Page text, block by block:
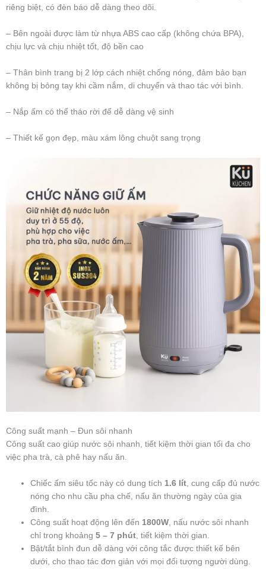
riêng biệt, có đèn báo dễ dàng theo dõi.
– Bên ngoài được làm từ nhựa ABS cao cấp (không chứa BPA),
chịu lực và chịu nhiệt tốt, độ bền cao
– Thân bình trang bị 2 lớp cách nhiệt chống nóng, đảm bảo bạn
không bị bỏng tay khi cầm nắm, di chuyển và thao tác với bình.
– Nắp ấm có thể tháo rời để dễ dàng vệ sinh
– Thiết kế gọn đẹp, màu xám lông chuột sang trọng
Công suất mạnh – Đun sôi nhanh
Công suất cao giúp nước sôi nhanh, tiết kiệm thời gian tối đa cho
việc pha trà, cà phê hay nấu ăn.
Chiếc ấm siêu tốc này có dung tích 1.6 lít , cung cấp đủ nước
nóng cho nhu cầu pha chế, nấu ăn thường ngày của gia
đình.
Công suất hoạt động lên đến 1800W , nấu nước sôi nhanh
chỉ trong khoảng5 – 7 phút , tiết kiệm thời gian.
Bật/tắt bình đun dễ dàng với công tắc được thiết kế bên
dưới, cho thao tác đơn giản với mọi đối tượng người dùng.